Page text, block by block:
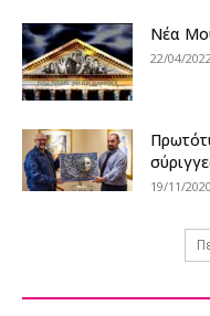
Νέα
22/04/2022
19/11/2020